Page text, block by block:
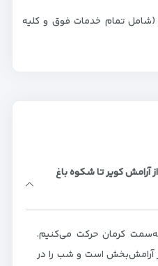
(شامل تمام خدمات فوق و کلیه
آرامش کویر تا شکوه باغ
کرمان حرکت می‌کنیم.
آرامش‌بخش است و شب را در